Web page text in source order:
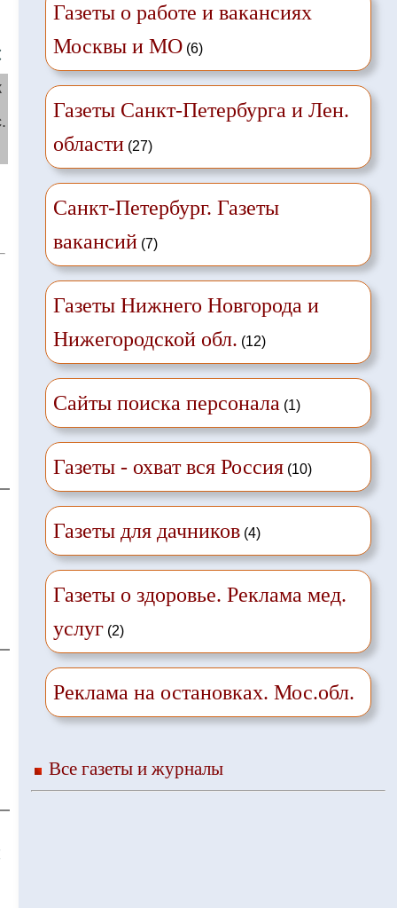
Газеты о работе и вакансиях
Москвы и МО(6)
Газеты Санкт-Петербурга и Лен.
области(27)
Санкт-Петербург. Газеты
вакансий(7)
Газеты Нижнего Новгорода и
Нижегородской обл. (12)
Сайты поиска персонала(1)
Газеты - охват вся Россия(10)
Газеты для дачников(4)
Газеты о здоровье. Реклама мед.
услуг(2)
Реклама на остановках. Мос.обл.
Все газеты и журналы